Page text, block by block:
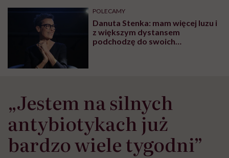
POLECAMY
Danuta Stenka: mam więcej luzu i
z większym dystansem
podchodzę do swoich
„Jestem na silnych
antybiotykach już
bardzo wiele tygodni”